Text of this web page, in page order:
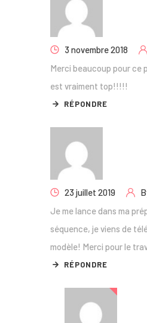
3 novembre 2018
Merci beaucoup pour ce
est vraiment top!!!!!
RÉPONDRE
23 juillet 2019
Je me lance dans ma
séquence, je viens de
modèle! Merci pour le
RÉPONDRE